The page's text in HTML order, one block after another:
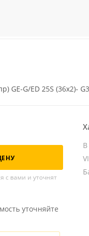
GE-G/ED 25S (36x2)-
с вами и уточнят
уточняйте